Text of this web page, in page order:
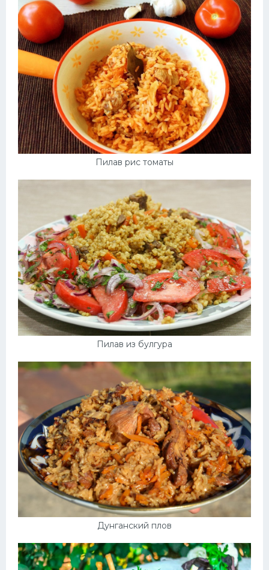
Пилав рис томаты
Пилав из булгура
Дунганский плов
Десерт
Напитки
Дизайн комнаты